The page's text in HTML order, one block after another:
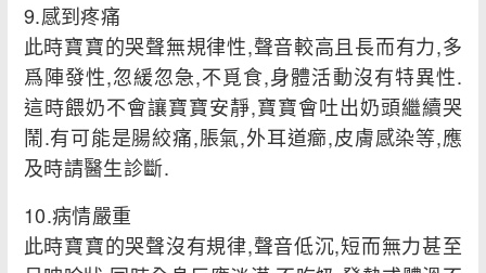
9.感到疼痛
此時寶寶的哭聲無規律性,聲音較高且長而有力,多
爲陣發性,忽緩忽急,不覓食,身體活動沒有特異性.
這時餵奶不會讓寶寶安靜,寶寶會吐出奶頭繼續哭
鬧.有可能是腸絞痛,脹氣,外耳道癤,皮膚感染等,應
及時請醫生診斷.
10.病情嚴重
此時寶寶的哭聲沒有規律,聲音低沉,短而無力甚至